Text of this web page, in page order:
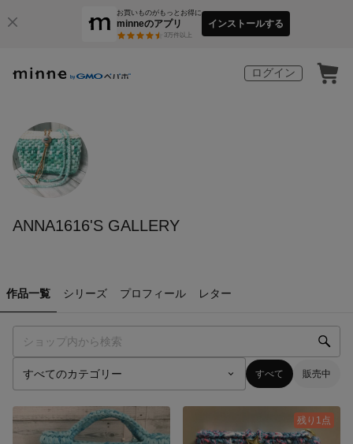
お買いものがもっとお得に
minneのアプリ
3万件以上
インストールする
ログイン
ANNA1616'S GALLERY
作品一覧 シリーズ プロフィール レター
すべて 販売中
残り1点